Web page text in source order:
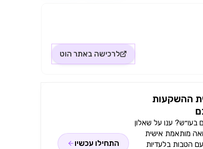
לרכישה באתר הוט
ההשקעות
בעו״ש? ענו על שאלון
מותאמת אישית
הטבות בלעדיות
התחילו עכשיו